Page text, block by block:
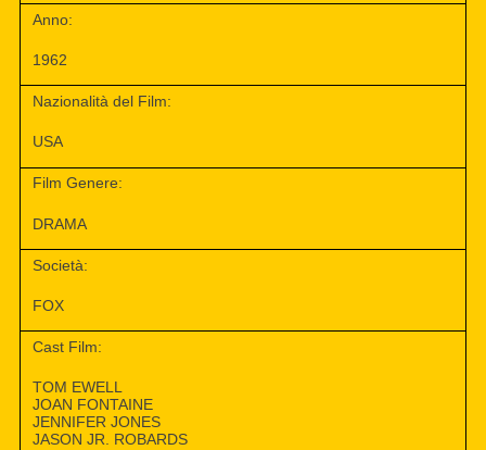
Anno:
1962
Nazionalità del Film:
USA
Film Genere:
DRAMA
Società:
FOX
Cast Film:
TOM EWELL
JOAN FONTAINE
JENNIFER JONES
JASON JR. ROBARDS